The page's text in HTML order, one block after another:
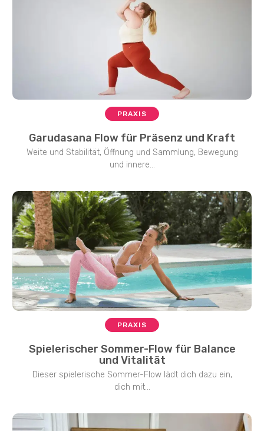
PRAXIS
Garudasana Flow für Präsenz und Kraft
Weite und Stabilität, Öffnung und Sammlung, Bewegung
und innere...
PRAXIS
Spielerischer Sommer-Flow für Balance
und Vitalität
Dieser spielerische Sommer-Flow lädt dich dazu ein,
dich mit...